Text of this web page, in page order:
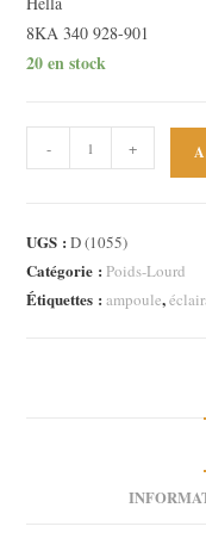
actuel
est :
10,00 €.
8KA 340 928-901
20 en stock
de
EasyConn
- +
UGS :D (1055)
Catégorie : Poids-Lourd
Étiquettes :ampoule,